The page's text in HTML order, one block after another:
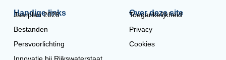
Handige links
Jaarplan 2026
Bestanden
Persvoorlichting
Over deze site
Toegankelijkheid
Privacy
Cookies